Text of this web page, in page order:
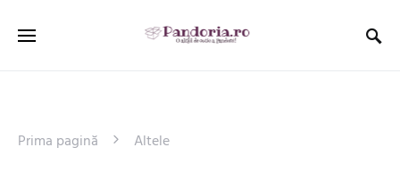
Prima pagină Altele